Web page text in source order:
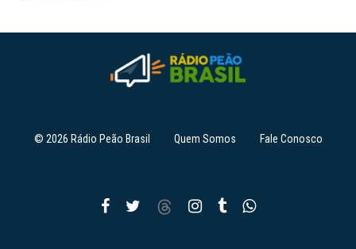
© 2026 Rádio Peão Brasil Quem Somos Fale Conosco